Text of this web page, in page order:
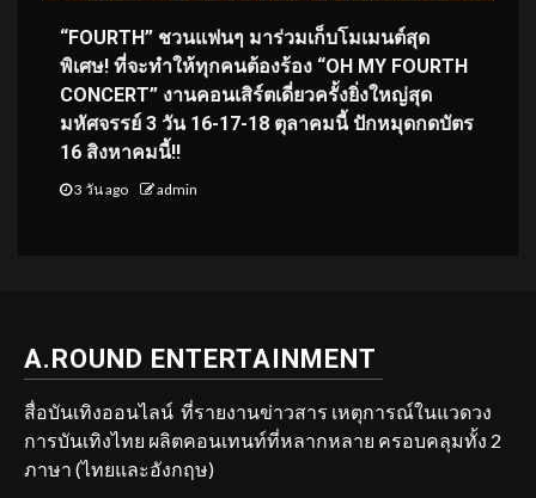
“FOURTH” ชวนแฟนๆ มาร่วมเก็บโมเมนต์สุด
พิเศษ! ที่จะทำให้ทุกคนต้องร้อง “OH MY FOURTH
CONCERT” งานคอนเสิร์ตเดี่ยวครั้งยิ่งใหญ่สุด
มหัศจรรย์ 3 วัน 16-17-18 ตุลาคมนี้ ปักหมุดกดบัตร
16 สิงหาคมนี้!!
3 วัน ago admin
A.ROUND ENTERTAINMENT
สื่อบันเทิงออนไลน์ ที่รายงานข่าวสาร เหตุการณ์ในแวดวง
การบันเทิงไทย ผลิตคอนเทนท์ที่หลากหลาย ครอบคลุมทั้ง 2
ภาษา (ไทยและอังกฤษ)